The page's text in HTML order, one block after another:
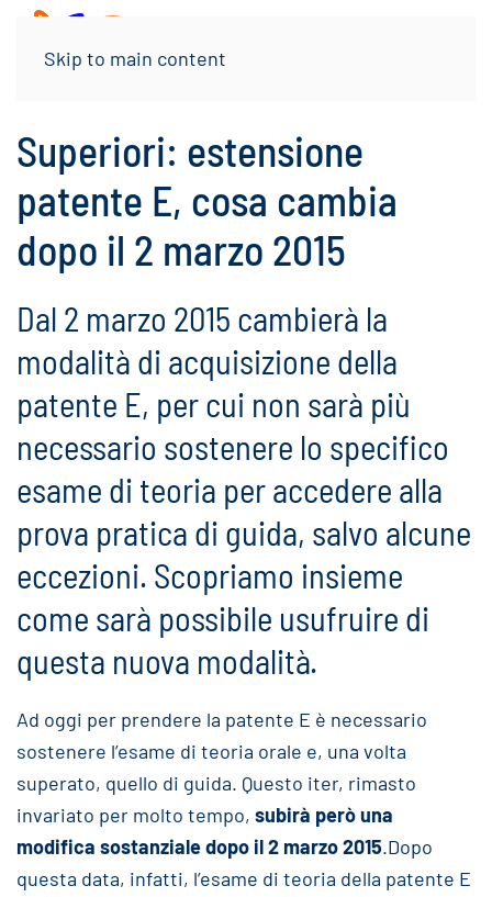
Skip to main content
Superiori: estensione
patente E, cosa cambia
dopo il 2 marzo 2015
Dal 2 marzo 2015 cambierà la
modalità di acquisizione della
patente E, per cui non sarà più
necessario sostenere lo specifico
esame di teoria per accedere alla
prova pratica di guida, salvo alcune
eccezioni. Scopriamo insieme
come sarà possibile usufruire di
questa nuova modalità.
Ad oggi per prendere la patente E è necessario
sostenere l’esame di teoria orale e, una volta
superato, quello di guida. Questo iter, rimasto
invariato per molto tempo, subirà però una
modifica sostanziale dopo il 2 marzo 2015.Dopo
questa data, infatti, l’esame di teoria della patente E